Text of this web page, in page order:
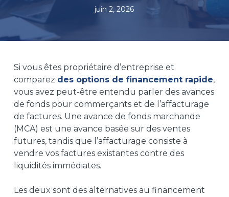
juin 2, 2026
Si vous êtes propriétaire d’entreprise et
comparez des options de financement rapide,
vous avez peut-être entendu parler des avances
de fonds pour commerçants et de l’affacturage
de factures. Une avance de fonds marchande
(MCA) est une avance basée sur des ventes
futures, tandis que l’affacturage consiste à
vendre vos factures existantes contre des
liquidités immédiates.
Les deux sont des alternatives au financement